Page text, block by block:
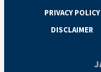
PRIVACY POLICY
DISCLAIMER